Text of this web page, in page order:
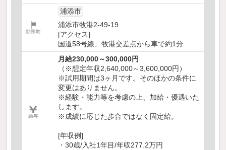
浦添市
浦添市牧港2-49-19
[アクセス]
国道58号線、牧港交差点から車で約1分
月給230,000～300,000円
（※想定年収2,640,000～3,600,000円）
※試用期間は3ヶ月です。そのほかの条件に
変更はありません。
※経験・能力等を考慮の上、加給・優遇いた
します。
※成績に応じた歩合ではなく固定給。
[年収例]
・30歳/入社1年目/年収277.2万円